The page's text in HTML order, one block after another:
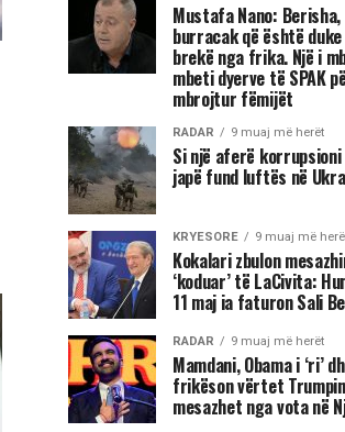
Mustafa Nano: Berisha,
burracak që është
brekë nga frika. Një i
mbeti dyerve të SPAK
mbrojtur fëmijët
RADAR 9 muaj më herët
Si një aferë korrupsioni
japë fund luftës në
KRYESORE 9 muaj më
Kokalari zbulon
‘koduar’ të LaCivita:
11 maj ia faturon Sali
RADAR 9 muaj më herët
Mamdani, Obama i ‘ri’
frikëson vërtet
mesazhet nga vota në